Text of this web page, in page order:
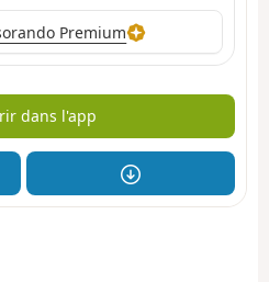
Premium
dans l'app